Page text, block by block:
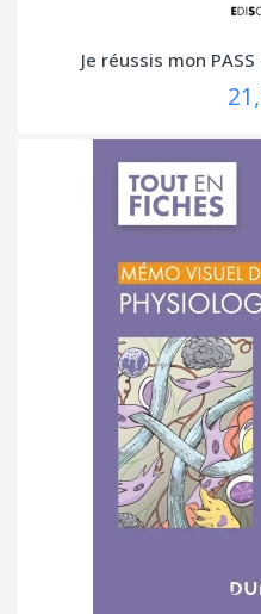
Je réussis mon